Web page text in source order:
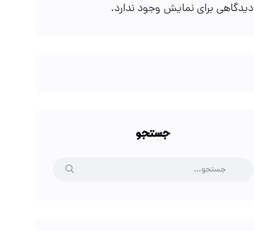
دیدگاهی برای نمایش وجود ندارد.
جستجو